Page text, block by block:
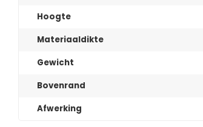
Hoogte
Materiaaldikte
Gewicht
Bovenrand
Afwerking